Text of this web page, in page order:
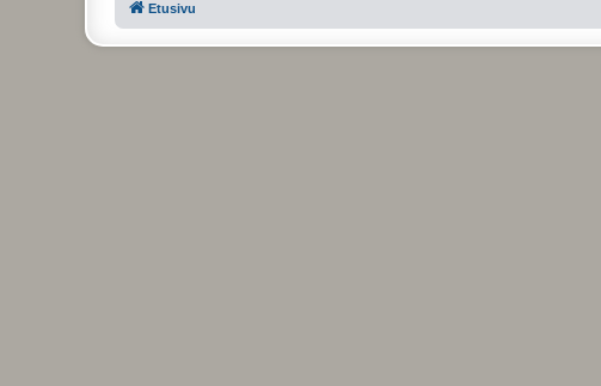
Etusivu